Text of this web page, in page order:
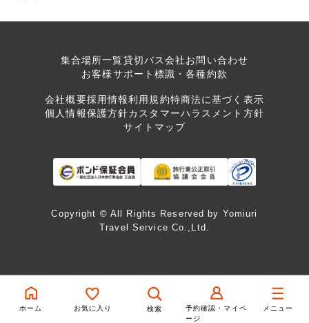
集合場所一覧貸切バス会社お問い合わせ
お客様サポート 標識・各種約款
会社概要採用情報利用規約特商法に基づく表示
個人情報保護方針カスタマーハラスメント方針
サイトマップ
Copyright © All Rights Reserved by Yomiuri
Travel Service Co.,Ltd.
ホーム お気に入り 検索
予約確認・マイペ
ージ
メニュー